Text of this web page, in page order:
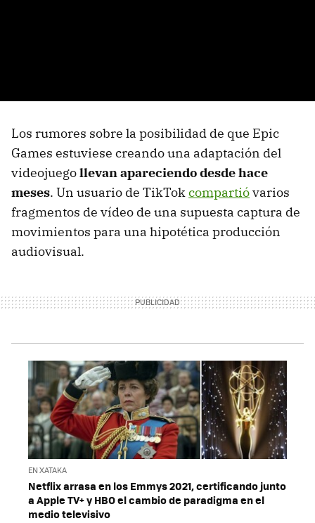
Los rumores sobre la posibilidad de que Epic
Games estuviese creando una adaptación del
videojuegollevan apareciendo desde hace
meses. Un usuario de TikTokcompartióvarios
fragmentos de vídeo de una supuesta captura de
movimientos para una hipotética producción
audiovisual.
EN XATAKA
Netflix arrasa en los Emmys 2021, certificando junto
a Apple TV+ y HBO el cambio de paradigma en el
medio televisivo